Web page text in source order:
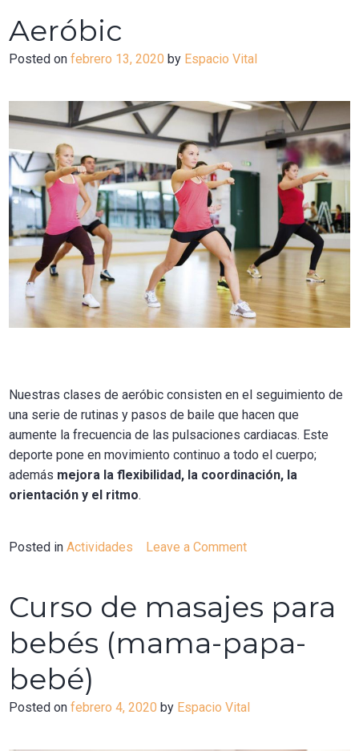
Aeróbic
Posted onfebrero 13, 2020 by Espacio Vital
Nuestras clases de aeróbic consisten en el seguimiento de
una serie de rutinas y pasos de baile que hacen que
aumente la frecuencia de las pulsaciones cardiacas. Este
deporte pone en movimiento continuo a todo el cuerpo;
además mejora la flexibilidad, la coordinación, la
orientación y el ritmo.
Posted inActividades Leave a Comment
Curso de masajes para
bebés (mama-papa-
bebé)
Posted onfebrero 4, 2020 by Espacio Vital